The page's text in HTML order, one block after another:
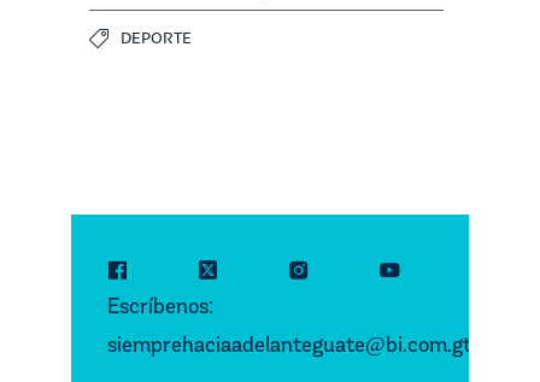
DEPORTE
Escríbenos:
siemprehaciaadelanteguate@bi.com.gt